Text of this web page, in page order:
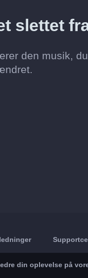
slettet
den musik,
din oplevelse på